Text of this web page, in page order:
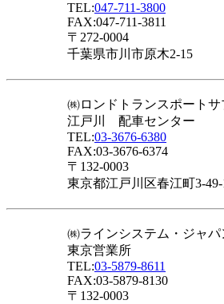
TEL:047-711-3800
FAX:047-711-3811
〒272-0004
千葉県市川市原木2-15
㈱ロンドトランスポートサ
江戸川 配車センター
TEL:03-3676-6380
FAX:03-3676-6374
〒132-0003
東京都江戸川区春江町3-49-
㈱ラインシステム・ジャパ
東京営業所
TEL:03-5879-8611
FAX:03-5879-8130
〒132-0003